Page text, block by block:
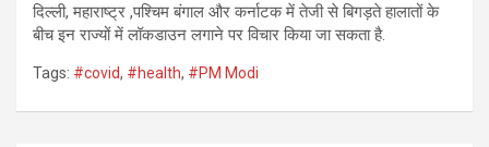
दिल्ली, महाराष्ट्र ,पश्चिम बंगाल और कर्नाटक में तेजी से बिगड़ते हालातों के
बीच इन राज्यों में लॉकडाउन लगाने पर विचार किया जा सकता है.
Tags: #covid, #health, #PM Modi